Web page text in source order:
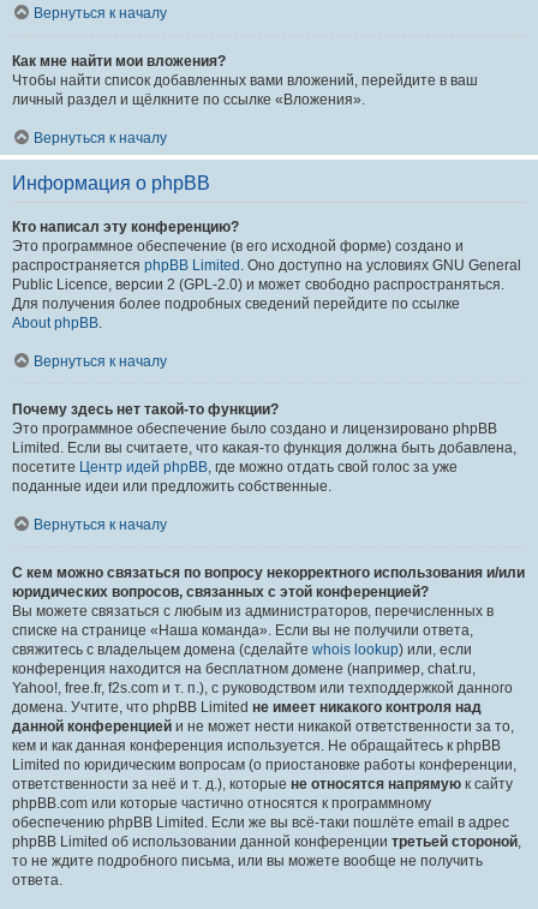
Вернуться к началу
Как мне найти мои вложения?
Чтобы найти список добавленных вами вложений, перейдите в ваш
личный раздел и щёлкните по ссылке «Вложения».
Вернуться к началу
Информация о phpBB
Кто написал эту конференцию?
Это программное обеспечение (в его исходной форме) создано и
распространяется phpBB Limited . Оно доступно на условиях GNU General
Public Licence, версии 2 (GPL-2.0) и может свободно распространяться.
Для получения более подробных сведений перейдите по ссылке
About phpBB.
Вернуться к началу
Почему здесь нет такой-то функции?
Это программное обеспечение было создано и лицензировано phpBB
Limited. Если вы считаете, что какая-то функция должна быть добавлена,
посетите Центр идей phpBB, где можно отдать свой голос за уже
поданные идеи или предложить собственные.
Вернуться к началу
С кем можно связаться по вопросу некорректного использования и/или
юридических вопросов, связанных с этой конференцией?
Вы можете связаться с любым из администраторов, перечисленных в
списке на странице «Наша команда». Если вы не получили ответа,
свяжитесь с владельцем домена (сделайте whois lookup) или, если
конференция находится на бесплатном домене (например, chat.ru,
Yahoo!, free.fr, f2s.com и т. п.), с руководством или техподдержкой данного
домена. Учтите, что phpBB Limited не имеет никакого контроля над
данной конференцией и не может нести никакой ответственности за то,
кем и как данная конференция используется. Не обращайтесь к phpBB
Limited по юридическим вопросам (о приостановке работы конференции,
ответственности за неё и т. д.), которые не относятся напрямую к сайту
phpBB.com или которые частично относятся к программному
обеспечению phpBB Limited. Если же вы всё-таки пошлёте email в адрес
phpBB Limited об использовании данной конференции третьей стороной,
то не ждите подробного письма, или вы можете вообще не получить
ответа.